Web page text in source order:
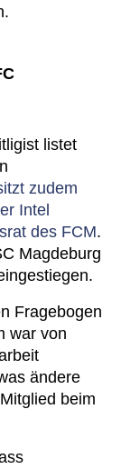
listet
zudem
Intel
des FCM.
Magdeburg
Fragebogen
war von
ändere
beim